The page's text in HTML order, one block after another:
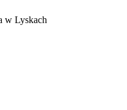
w Lyskach